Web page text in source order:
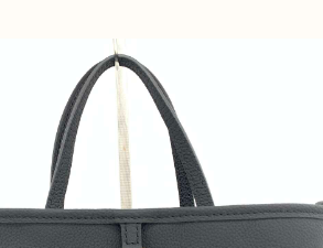
電話
今すぐ無料査定
総合受付 10:00-19:00 （年中無休）/通話料無料
メールで無料相談する